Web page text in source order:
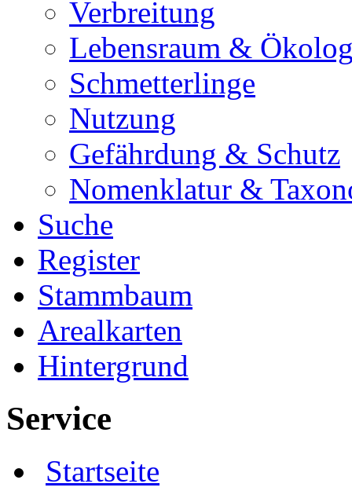
Verbreitung
Lebensraum &
Schmetterlinge
Nutzung
Gefährdung & Schutz
Nomenklatur &
Suche
Register
Stammbaum
Arealkarten
Hintergrund
Service
Startseite